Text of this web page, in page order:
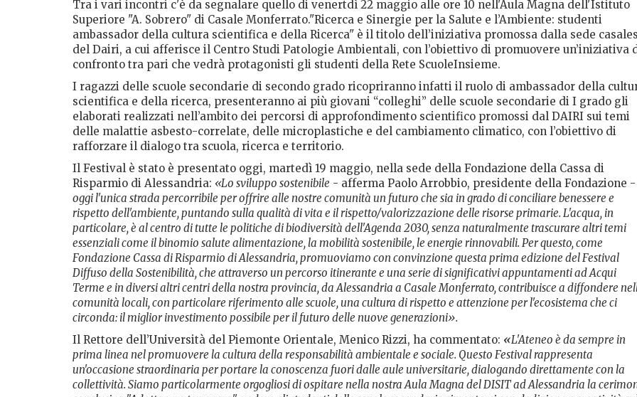
Tra i vari incontri c'è da segnalare quello di venertdì 22 maggio alle ore 10 nell'Aula Magna dell'Istituto
Superiore "A. Sobrero" di Casale Monferrato."Ricerca e Sinergie per la Salute e l’Ambiente: studenti
ambassador della cultura scientifica e della Ricerca" è il titolo dell’iniziativa promossa dalla sede
del Dairi, a cui afferisce il Centro Studi Patologie Ambientali, con l’obiettivo di promuovere un’iniziativa
confronto tra pari che vedrà protagonisti gli studenti della Rete ScuoleInsieme.
I ragazzi delle scuole secondarie di secondo grado ricopriranno infatti il ruolo di ambassador della
scientifica e della ricerca, presenteranno ai più giovani “colleghi” delle scuole secondarie di I grado gli
elaborati realizzati nell’ambito dei percorsi di approfondimento scientifico promossi dal DAIRI sui temi
delle malattie asbesto-correlate, delle microplastiche e del cambiamento climatico, con l’obiettivo di
rafforzare il dialogo tra scuola, ricerca e territorio.
Il Festival è stato è presentato oggi, martedì 19 maggio, nella sede della Fondazione della Cassa di
Risparmio di Alessandria: «Lo sviluppo sostenibile - afferma Paolo Arrobbio, presidente della Fondazione -
oggi l'unica strada percorribile per offrire alle nostre comunità un futuro che sia in grado di conciliare benessere e
rispetto dell'ambiente, puntando sulla qualità di vita e il rispetto/valorizzazione delle risorse primarie. L'acqua, in
particolare, è al centro di tutte le politiche di biodiversità dell'Agenda 2030, senza naturalmente trascurare altri temi
essenziali come il binomio salute alimentazione, la mobilità sostenibile, le energie rinnovabili. Per questo, come
Fondazione Cassa di Risparmio di Alessandria, promuoviamo con convinzione questa prima edizione del Festival
Diffuso della Sostenibilità, che attraverso un percorso itinerante e una serie di significativi appuntamenti ad Acqui
Terme e in diversi altri centri della nostra provincia, da Alessandria a Casale Monferrato, contribuisce a diffondere
comunità locali, con particolare riferimento alle scuole, una cultura di rispetto e attenzione per l'ecosistema che ci
circonda: il miglior investimento possibile per il futuro delle nuove generazioni».
Il Rettore dell’Università del Piemonte Orientale, Menico Rizzi, ha commentato: «L'Ateneo è da sempre in
prima linea nel promuovere la cultura della responsabilità ambientale e sociale. Questo Festival rappresenta
un'occasione straordinaria per portare la conoscenza fuori dalle aule universitarie, dialogando direttamente con la
collettività. Siamo particolarmente orgogliosi di ospitare nella nostra Aula Magna del DISIT ad Alessandria la